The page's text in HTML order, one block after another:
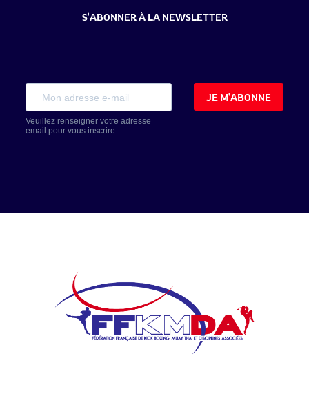
S'ABONNER À LA NEWSLETTER
Veuillez renseigner votre adresse
email pour vous inscrire.
JE M'ABONNE